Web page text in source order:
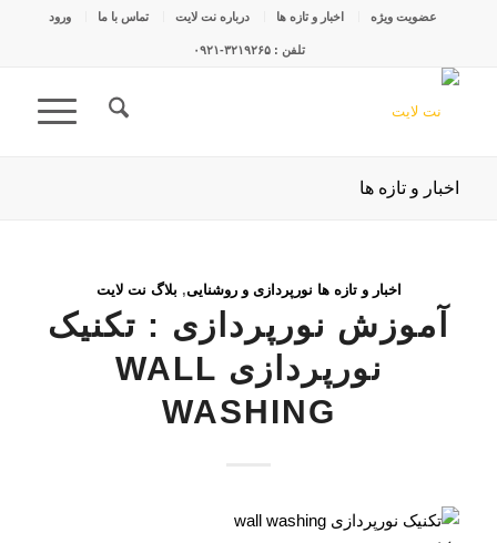
عضویت ویژه اخبار و تازه ها درباره نت لایت تماس با ما ورود
تلفن : ۳۲۱۹۲۶۵-۰۹۲۱
اخبار و تازه ها
اخبار و تازه ها نورپردازی و روشنایی, بلاگ نت لایت
آموزش نورپردازی : تکنیک
نورپردازی WALL
WASHING